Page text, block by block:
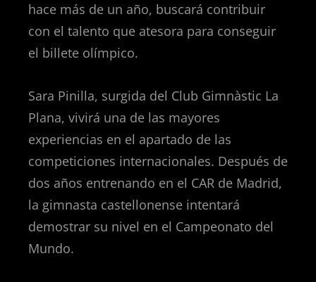
hace más de un año, buscará contribuir
con el talento que atesora para conseguir
el billete olímpico.
Sara Pinilla, surgida del Club Gimnàstic La
Plana, vivirá una de las mayores
experiencias en el apartado de las
competiciones internacionales. Después de
dos años entrenando en el CAR de Madrid,
la gimnasta castellonense intentará
demostrar su nivel en el Campeonato del
Mundo.